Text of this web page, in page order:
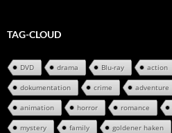
TAG-CLOUD
DVD drama Blu-ray action
dokumentation crime adventure
animation horror romance
mystery family goldener haken